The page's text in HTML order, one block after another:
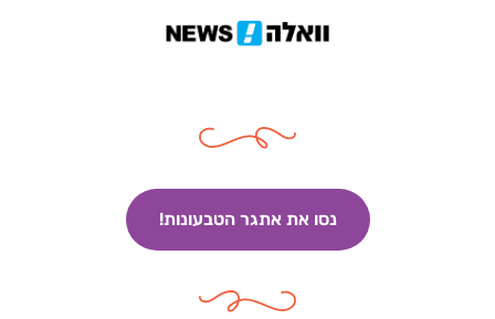
נסו את אתגר הטבעונות!